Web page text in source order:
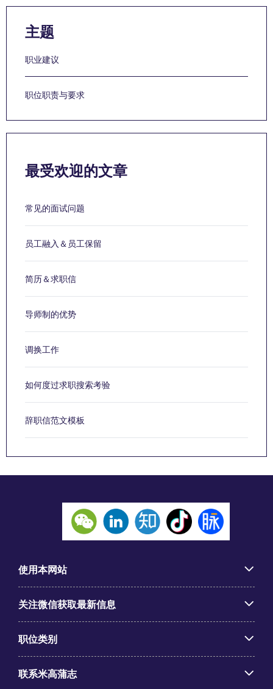
主题
职业建议
职位职责与要求
最受欢迎的文章
常见的面试问题
员工融入＆员工保留
简历＆求职信
导师制的优势
调换工作
如何度过求职搜索考验
辞职信范文模板
使用本网站
关注微信获取最新信息
职位类别
联系米高蒲志